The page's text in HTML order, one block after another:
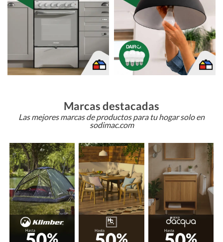
Marcas destacadas
Las mejores marcas de productos para tu hogar solo en
sodimac.com